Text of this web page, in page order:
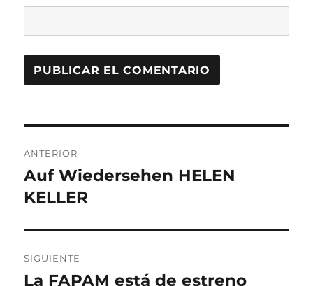
de
entradas
ANTERIOR
Entrada
anterior:
Auf Wiedersehen HELEN
KELLER
SIGUIENTE
Entrada
La FAPAM está de estreno